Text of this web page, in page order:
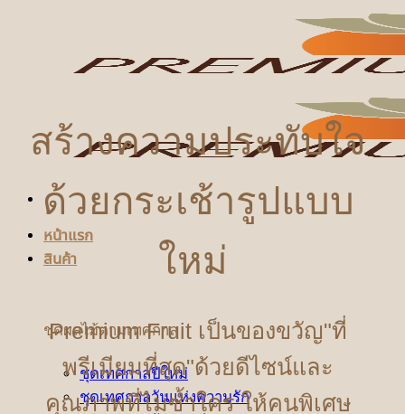
หน้าแรก
สินค้า
ชุดผลไม้ตามเทศกาล
ชุดเทศกาลปีใหม่
ชุดเทศกาลวันแห่งความรัก
สร้างความประทับใจ
ด้วยกระเช้ารูปแบบ
ใหม่
Premium Fruit เป็นของขวัญ"ที่
พรีเมียมที่สุด"ด้วยดีไซน์และ
คุณภาพที่ไม่ซ้ำใคร ให้คนพิเศษ